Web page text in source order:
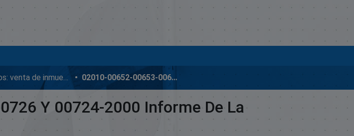
Contratos: venta de inmuebles, enmiendas y donaciones 02010-00652-00653-00663-00720-00726 Y 00724-2000 INFORME DE LA COMISIÓN DE CONTRATO
Y 00724-2000 Informe De La